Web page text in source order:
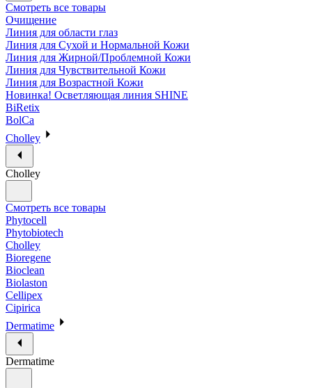
Смотреть все товары
Очищение
Линия для области глаз
Линия для Сухой и Нормальной Кожи
Линия для Жирной/Проблемной Кожи
Линия для Чувствительной Кожи
Линия для Возрастной Кожи
Новинка! Осветляющая линия SHINE
BiRetix
BolCa
Cholley
Cholley
Смотреть все товары
Phytocell
Phytobiotech
Cholley
Bioregene
Bioclean
Biolaston
Cellipex
Cipirica
Dermatime
Dermatime